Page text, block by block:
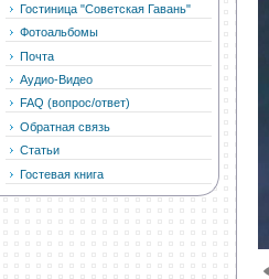
Гостиница "Советская Гавань"
Фотоальбомы
Почта
Аудио-Видео
FAQ (вопрос/ответ)
Обратная связь
Статьи
Гостевая книга